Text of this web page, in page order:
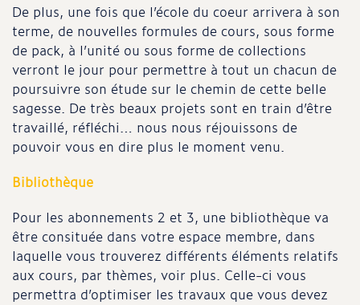
De plus, une fois que l’école du coeur arrivera à son
terme, de nouvelles formules de cours, sous forme
de pack, à l’unité ou sous forme de collections
verront le jour pour permettre à tout un chacun de
poursuivre son étude sur le chemin de cette belle
sagesse. De très beaux projets sont en train d’être
travaillé, réfléchi… nous nous réjouissons de
pouvoir vous en dire plus le moment venu.
Bibliothèque
Pour les abonnements 2 et 3, une bibliothèque va
être consituée dans votre espace membre, dans
laquelle vous trouverez différents éléments relatifs
aux cours, par thèmes, voir plus. Celle-ci vous
permettra d’optimiser les travaux que vous devez